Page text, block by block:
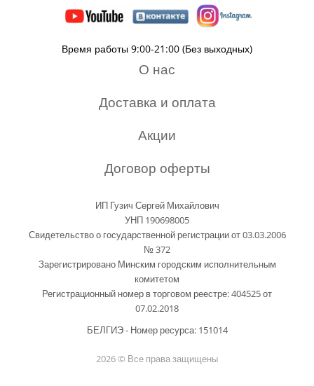
Время работы 9:00-21:00 (Без выходных)
О нас
Доставка и оплата
Акции
Договор оферты
ИП Гузич Сергей Михайлович
УНП 190698005
Свидетельство о государственной регистрации от 03.03.2006
№ 372
Зарегистрировано Минским городским исполнительным
комитетом
Регистрационный номер в торговом реестре: 404525 от
07.02.2018
БЕЛГИЭ - Номер ресурса: 151014
2026 © Все права защищены